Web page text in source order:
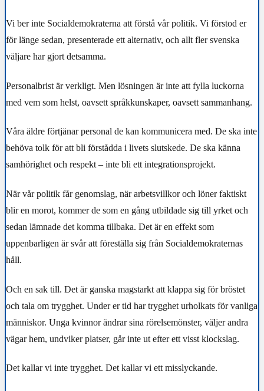
Vi ber inte Socialdemokraterna att förstå vår politik. Vi förstod er
för länge sedan, presenterade ett alternativ, och allt fler svenska
väljare har gjort detsamma.
Personalbrist är verkligt. Men lösningen är inte att fylla luckorna
med vem som helst, oavsett språkkunskaper, oavsett sammanhang.
Våra äldre förtjänar personal de kan kommunicera med. De ska inte
behöva tolk för att bli förstådda i livets slutskede. De ska känna
samhörighet och respekt – inte bli ett integrationsprojekt.
När vår politik får genomslag, när arbetsvillkor och löner faktiskt
blir en morot, kommer de som en gång utbildade sig till yrket och
sedan lämnade det komma tillbaka. Det är en effekt som
uppenbarligen är svår att föreställa sig från Socialdemokraternas
håll.
Och en sak till. Det är ganska magstarkt att klappa sig för bröstet
och tala om trygghet. Under er tid har trygghet urholkats för vanliga
människor. Unga kvinnor ändrar sina rörelsemönster, väljer andra
vägar hem, undviker platser, går inte ut efter ett visst klockslag.
Det kallar vi inte trygghet. Det kallar vi ett misslyckande.